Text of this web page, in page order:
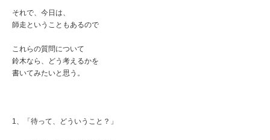
それで、今日は、
師走ということもあるので
これらの質問について
鈴木なら、どう考えるかを
書いてみたいと思う。
1、「待って、どういうこと？」